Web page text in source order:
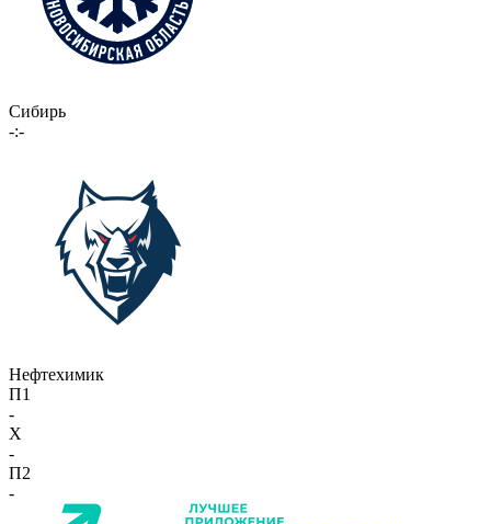
Сибирь
-:-
Нефтехимик
П1
-
X
-
П2
-